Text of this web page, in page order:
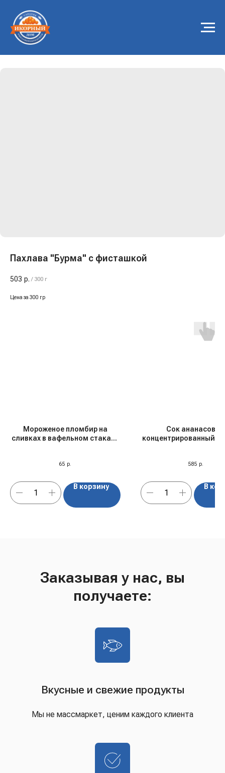
Пахлава "Бурма" с фисташкой
503 р. / 300 г
Цена за 300 гр
Мороженое пломбир на
сливках в вафельном стакане
65 р.
В корзину
Сок ананасовый
концентрированный
585 р.
В
Заказывая у нас, вы
получаете:
Вкусные и свежие продукты
Мы не массмаркет, ценим каждого клиента